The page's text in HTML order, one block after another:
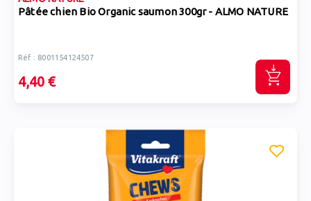
Pâtée chien Bio Organic saumon 300gr - ALMO NATURE
Réf : 8001154124507
4,40 €